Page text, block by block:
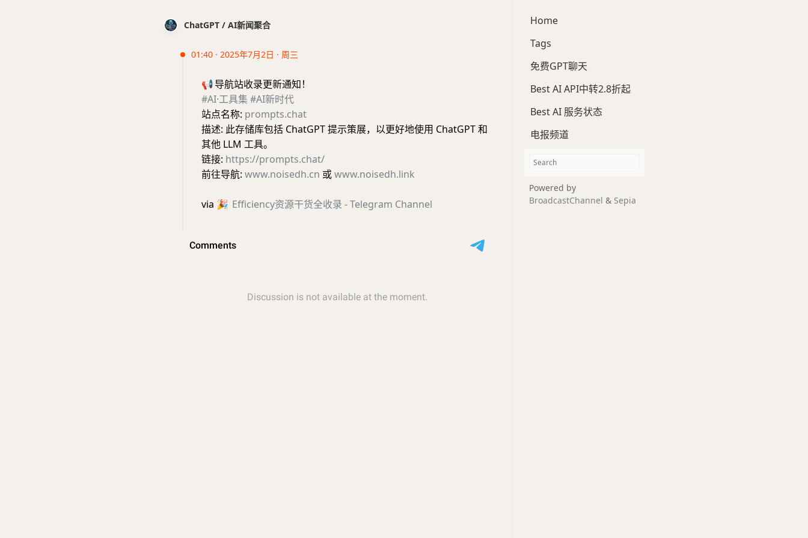
ChatGPT / AI新闻聚合
01:40 · 2025年7月2日 · 周三
📢导航站收录更新通知！
#AI·工具集 #AI新时代
站点名称: prompts.chat
描述: 此存储库包括 ChatGPT 提示策展，以更好地使用 ChatGPT 和
其他 LLM 工具。
链接: https://prompts.chat/
前往导航: www.noisedh.cn 或www.noisedh.link
via 🎉 Efficiency资源干货全收录 - Telegram Channel
Home
Tags
免费GPT聊天
Best AI API中转2.8折起
Best AI 服务状态
电报频道
Powered by
BroadcastChannel & Sepia